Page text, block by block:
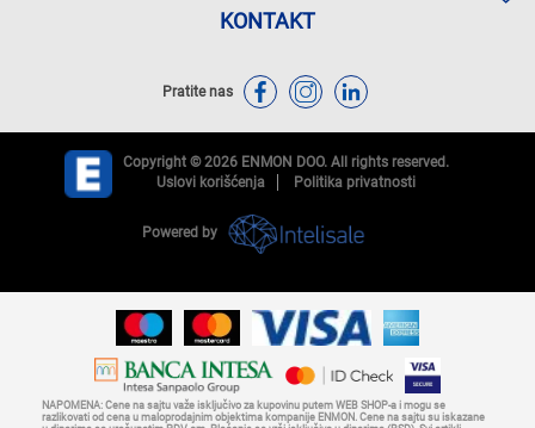
KONTAKT
Pratite nas
Copyright © 2026 ENMON DOO. All rights reserved.
Uslovi korišćenja
Politika privatnosti
Powered by
NAPOMENA: Cene na sajtu važe isključivo za kupovinu putem WEB SHOP-a i mogu se
razlikovati od cena u maloprodajnim objektima kompanije ENMON. Cene na sajtu su iskazane